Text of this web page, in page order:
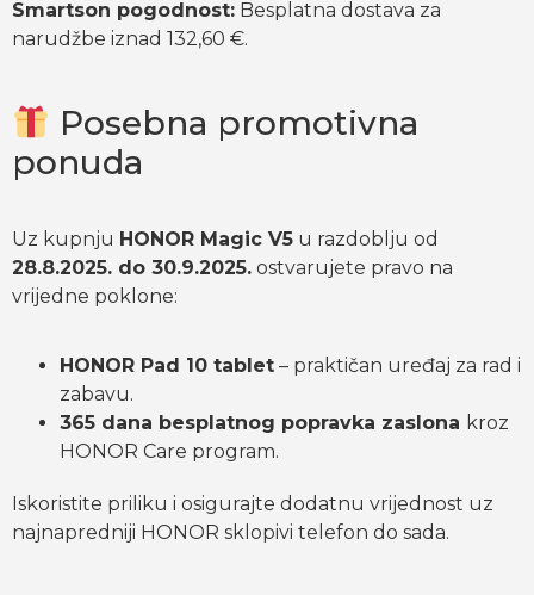
Smartson pogodnost: Besplatna dostava za
narudžbe iznad 132,60 €.
Posebna promotivna
ponuda
Uz kupnju HONOR Magic V5 u razdoblju od
28.8.2025. do 30.9.2025. ostvarujete pravo na
vrijedne poklone:
HONOR Pad 10 tablet – praktičan uređaj za rad i
zabavu.
365 dana besplatnog popravka zaslona kroz
HONOR Care program.
Iskoristite priliku i osigurajte dodatnu vrijednost uz
najnapredniji HONOR sklopivi telefon do sada.